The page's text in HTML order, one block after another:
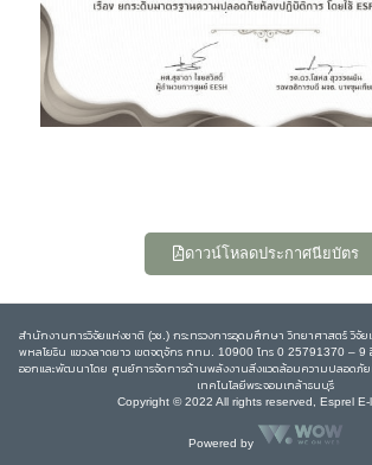
ดาวน์โหลดประกาศนียบัตร
สำนักงานการวิจัยแห่งชาติ (วช.) กระทรวงการอุดมศึกษา วิทยาศาสตร์ วิจั
พหลโยธิน แขวงลาดยาว เขตจตุจักร กทม. 10900 โทร 0 25791370 – 9
ออกและพัฒนาโดย ศูนย์การจัดการด้านพลังงานสิ่งแวดล้อมความปลอดภัย
เทคโนโลยีพระจอมเกล้าธนบุรี
Copyright © 2022 All rights reserved, Esprel E-
Powered by